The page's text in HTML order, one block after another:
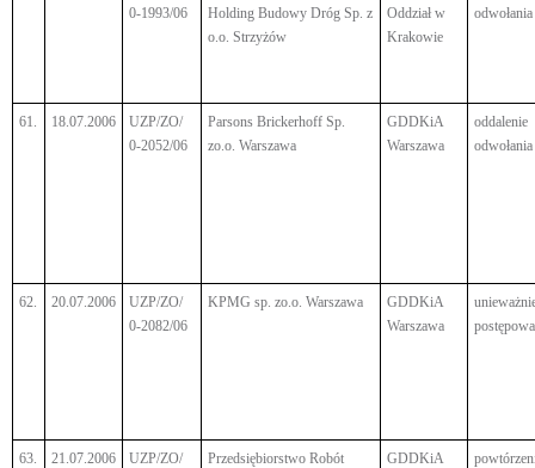
0-1993/06
Holding Budowy Dróg Sp. z
o.o. Strzyżów
Oddział w
Krakowie
odwołania
61. 18.07.2006
UZP/ZO/
0-2052/06
Parsons Brickerhoff Sp.
zo.o. Warszawa
GDDKiA
Warszawa
oddalenie
odwołania
62. 20.07.2006
UZP/ZO/
0-2082/06
KPMG sp. zo.o. Warszawa
GDDKiA
Warszawa
63. 21.07.2006
UZP/ZO/
Przedsiębiorstwo Robót
GDDKiA